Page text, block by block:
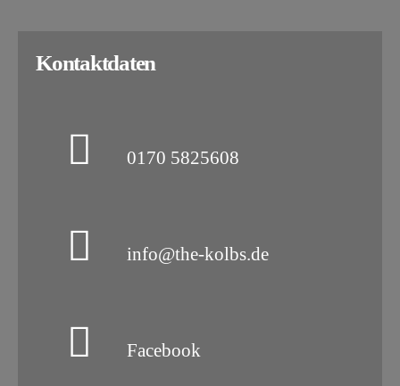
Kontaktdaten
0170 5825608
info@the-kolbs.de
Facebook